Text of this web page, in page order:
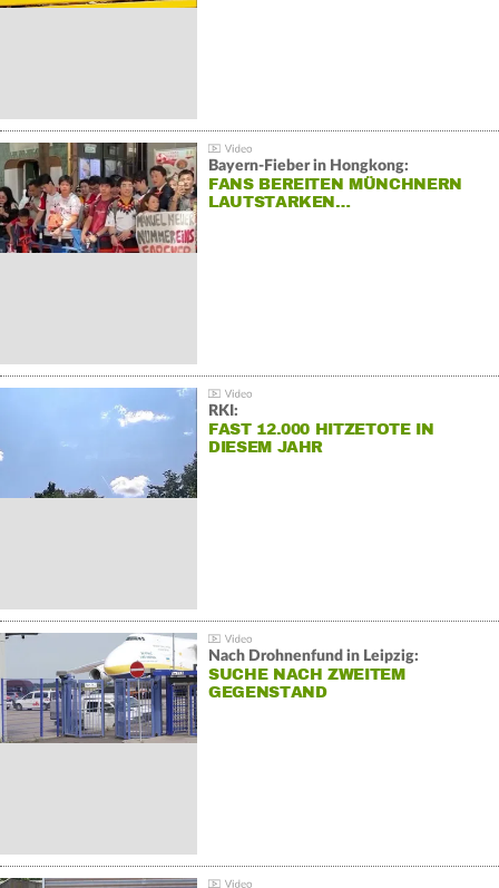
Bayern-Fieber in Hongkong:
FANS BEREITEN MÜNCHNERN
LAUTSTARKEN…
RKI:
FAST 12.000 HITZETOTE IN
DIESEM JAHR
Nach Drohnenfund in Leipzig:
SUCHE NACH ZWEITEM
GEGENSTAND